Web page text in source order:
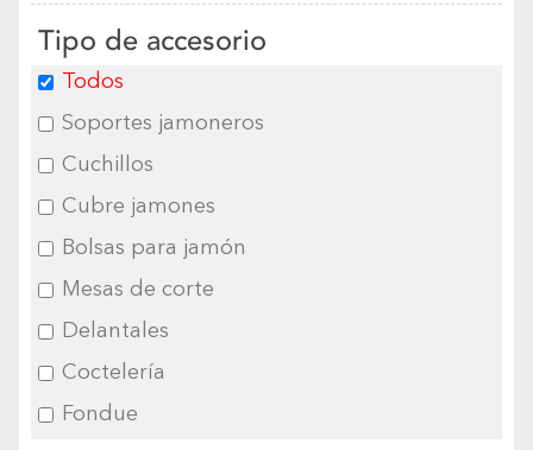
Tipo de accesorio
Todos
Soportes jamoneros
Cuchillos
Cubre jamones
Bolsas para jamón
Mesas de corte
Delantales
Coctelería
Fondue